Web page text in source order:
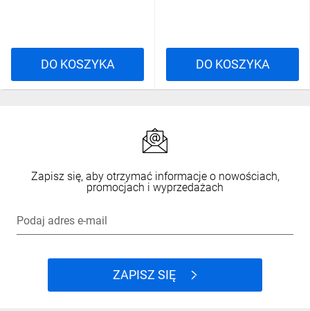
DO KOSZYKA DO KOSZYKA
Zapisz się, aby otrzymać informacje o nowościach,
promocjach i wyprzedażach
Podaj adres e-mail
ZAPISZ SIĘ